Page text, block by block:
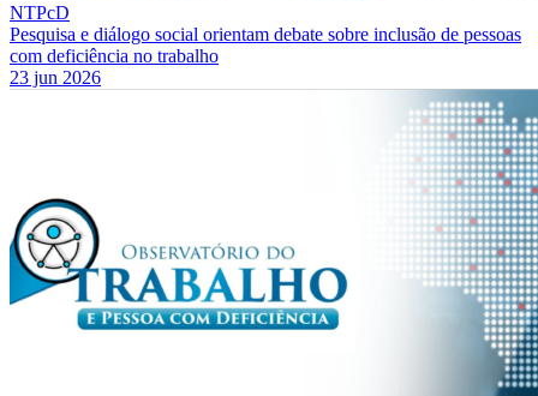
NTPcD
Pesquisa e diálogo social orientam debate sobre inclusão de pessoas
com deficiência no trabalho
23 jun 2026